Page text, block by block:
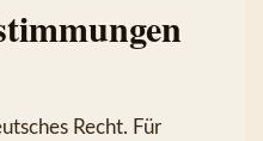
Recht. Für